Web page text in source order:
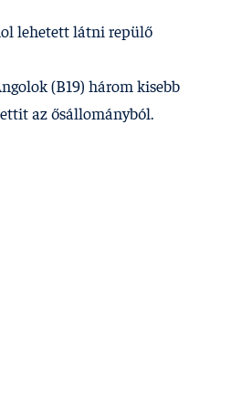
lehetett látni repülő
(B19) három kisebb
az ősállományból.